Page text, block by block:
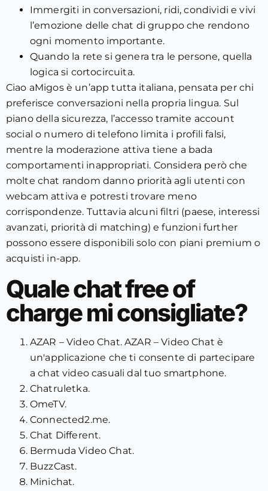
Immergiti in conversazioni, ridi, condividi e vivi
l’emozione delle chat di gruppo che rendono
ogni momento importante.
Quando la rete si genera tra le persone, quella
logica si cortocircuita.
Ciao aMigos è un’app tutta italiana, pensata per chi
preferisce conversazioni nella propria lingua. Sul
piano della sicurezza, l’accesso tramite account
social o numero di telefono limita i profili falsi,
mentre la moderazione attiva tiene a bada
comportamenti inappropriati. Considera però che
molte chat random danno priorità agli utenti con
webcam attiva e potresti trovare meno
corrispondenze. Tuttavia alcuni filtri (paese, interessi
avanzati, priorità di matching) e funzioni further
possono essere disponibili solo con piani premium o
acquisti in-app.
Quale chat free of
charge mi consigliate?
AZAR – Video Chat. AZAR – Video Chat è
un'applicazione che ti consente di partecipare
a chat video casuali dal tuo smartphone.
Chatruletka.
OmeTV.
Connected2.me.
Chat Different.
Bermuda Video Chat.
BuzzCast.
Minichat.